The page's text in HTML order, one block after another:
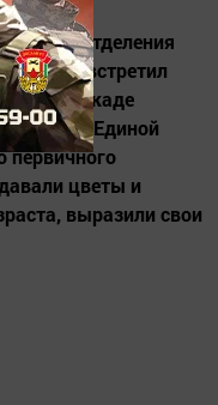
отделения
"Я встретил
к Декаде
Единой
первичного
цветы и
выразили свои